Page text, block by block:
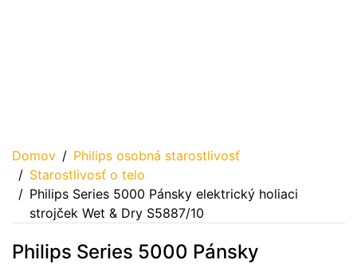
Domov
Philips osobná starostlivosť
Starostlivosť o telo
Philips Series 5000 Pánsky elektrický holiaci
strojček Wet & Dry S5887/10
Philips Series 5000 Pánsky